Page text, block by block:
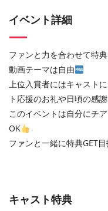
イベント詳細
ファンと力を合わせて特
動画テーマは自由
上位入賞者にはキャスト
ト応援のお礼や日頃の感
このイベントは自分にチ
OK
ファンと一緒に特典GET
キャスト特典